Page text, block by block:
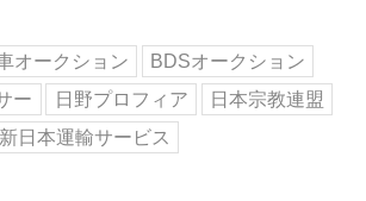
オークション
BDSオークション
ー
日野プロフィア
日本宗教連盟
新日本運輸サービス